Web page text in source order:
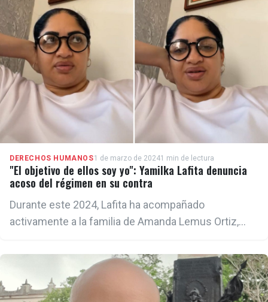
DERECHOS HUMANOS1 de marzo de 20241 min de lectura
"El objetivo de ellos soy yo": Yamilka Lafita denuncia
acoso del régimen en su contra
Durante este 2024, Lafita ha acompañado
activamente a la familia de Amanda Lemus Ortiz,
para lo cual no hay tratamiento en la isla